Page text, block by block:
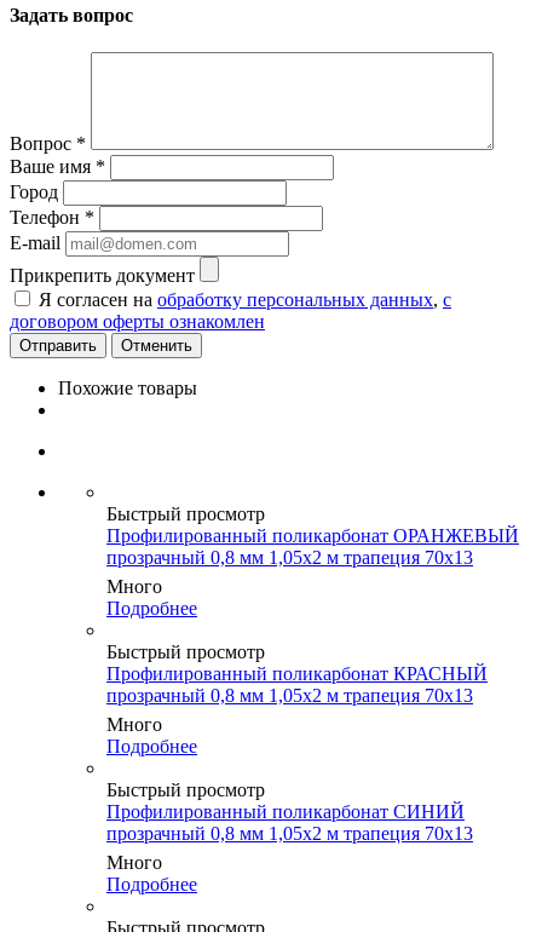
Задать вопрос
Вопрос *
Ваше имя *
Город
Телефон *
E-mail
Прикрепить документ
Я согласен на обработку персональных данных, с
договором оферты ознакомлен
Отменить
Похожие товары
Быстрый просмотр
Профилированный поликарбонат ОРАНЖЕВЫЙ
прозрачный 0,8 мм 1,05х2 м трапеция 70х13
Много
Подробнее
Быстрый просмотр
Профилированный поликарбонат КРАСНЫЙ
прозрачный 0,8 мм 1,05х2 м трапеция 70х13
Много
Подробнее
Быстрый просмотр
Профилированный поликарбонат СИНИЙ
прозрачный 0,8 мм 1,05х2 м трапеция 70х13
Много
Подробнее
Быстрый просмотр